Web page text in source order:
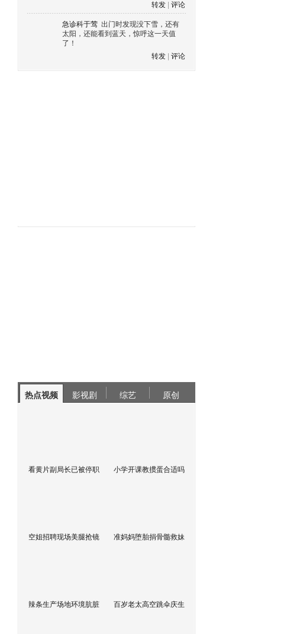
转发
评论
急诊科于莺 出门时发现没下雪，还有
太阳，还能看到蓝天，惊呼这一天值
了！
转发
评论
热点视频 影视剧 综艺 原创
看黄片副局长已被停职 小学开课教掼蛋合适吗
空姐招聘现场美腿抢镜 准妈妈堕胎捐骨髓救妹
辣条生产场地环境肮脏 百岁老太高空跳伞庆生